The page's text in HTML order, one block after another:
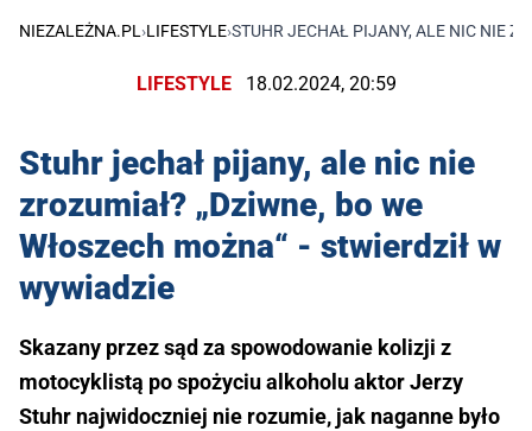
NIEZALEŻNA.PL ›LIFESTYLE›STUHR JECHAŁ PIJANY, ALE NIC NIE
LIFESTYLE 18.02.2024, 20:59
Stuhr jechał pijany, ale nic nie
zrozumiał? „Dziwne, bo we
Włoszech można“ - stwierdził w
wywiadzie
Skazany przez sąd za spowodowanie kolizji z
motocyklistą po spożyciu alkoholu aktor Jerzy
Stuhr najwidoczniej nie rozumie, jak naganne było